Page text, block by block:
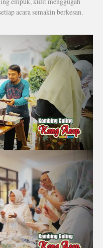
acara semakin berkesan.